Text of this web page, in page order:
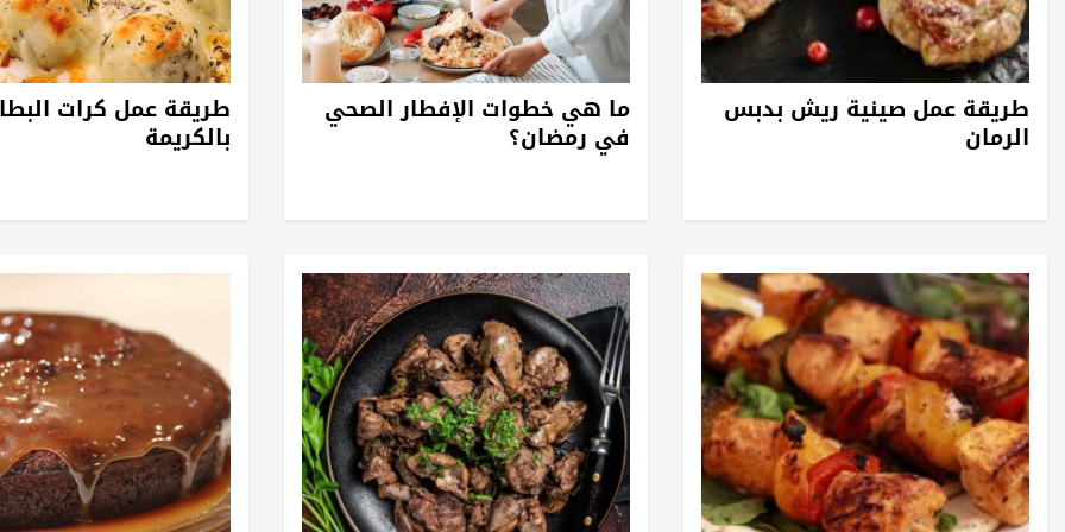
طريقة عمل صينية ريش بدبس
الرمان
ما هي خطوات الإفطار الصحي
في رمضان؟
طريقة عمل كرات
بالكريمة